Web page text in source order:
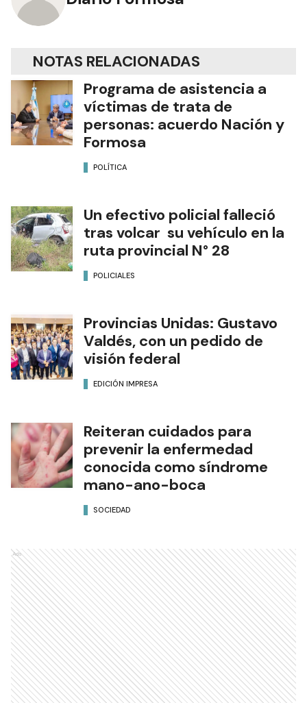
NOTAS RELACIONADAS
Programa de asistencia a
víctimas de trata de
personas: acuerdo Nación y
Formosa
POLÍTICA
Un efectivo policial falleció
tras volcar su vehículo en la
ruta provincial N° 28
POLICIALES
Provincias Unidas: Gustavo
Valdés, con un pedido de
visión federal
EDICIÓN IMPRESA
Reiteran cuidados para
prevenir la enfermedad
conocida como síndrome
mano-ano-boca
SOCIEDAD
Ads